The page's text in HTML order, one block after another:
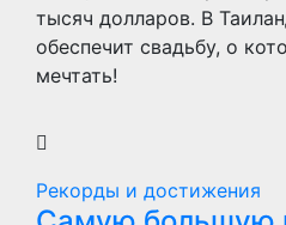
тысяч долларов. В
обеспечит свадьбу, о
мечтать!
Рекорды и достижения